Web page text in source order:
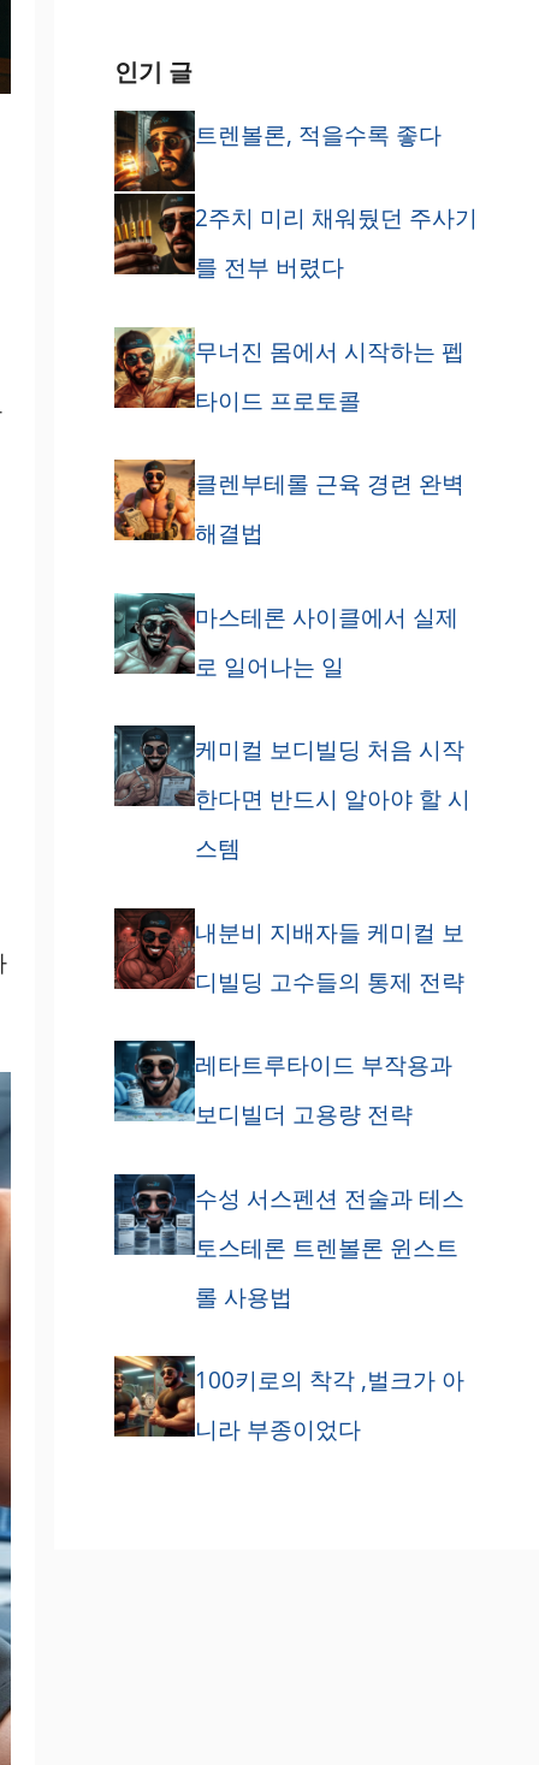
인기 글
트렌볼론, 적을수록 좋다
2주치 미리 채워뒀던 주사기
를 전부 버렸다
무너진 몸에서 시작하는 펩
타이드 프로토콜
클렌부테롤 근육 경련 완벽
해결법
마스테론 사이클에서 실제
로 일어나는 일
케미컬 보디빌딩 처음 시작
한다면 반드시 알아야 할 시
스템
내분비 지배자들 케미컬 보
디빌딩 고수들의 통제 전략
레타트루타이드 부작용과
보디빌더 고용량 전략
수성 서스펜션 전술과 테스
토스테론 트렌볼론 윈스트
롤 사용법
100키로의 착각 ,벌크가 아
니라 부종이었다